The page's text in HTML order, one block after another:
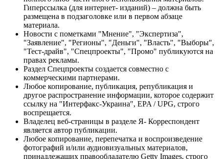
Гиперссылка (для интернет- изданий) – должна быть
размещена в подзаголовке или в первом абзаце
материала.
Новости с пометками "Мнение", "Экспертиза",
"Заявление", "Регионы", "Деньги", "Власть", "Выборы",
"Тест-драйв", "Спецпроекты", "Промо" публикуются на
правах рекламы.
Раздел Спецпроекты создается совместно с
коммерческими партнерами.
Любое копирование, публикация, републикация и
другое распространение информации, которое содержит
ссылку на "Интерфакс-Украина", EPA / UPG, строго
воспрещается.
Владелец веб-страницы в разделе Я- Корреспондент
является автор публикации.
Любое копирование, перепечатка и воспроизведение
фотографий и/или аудиовизуальных материалов,
принадлежащих правообладателю Getty Images, строго